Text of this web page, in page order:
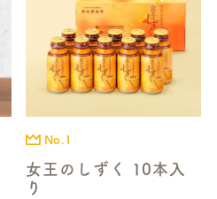
No.1
女王のしずく 10本入
り